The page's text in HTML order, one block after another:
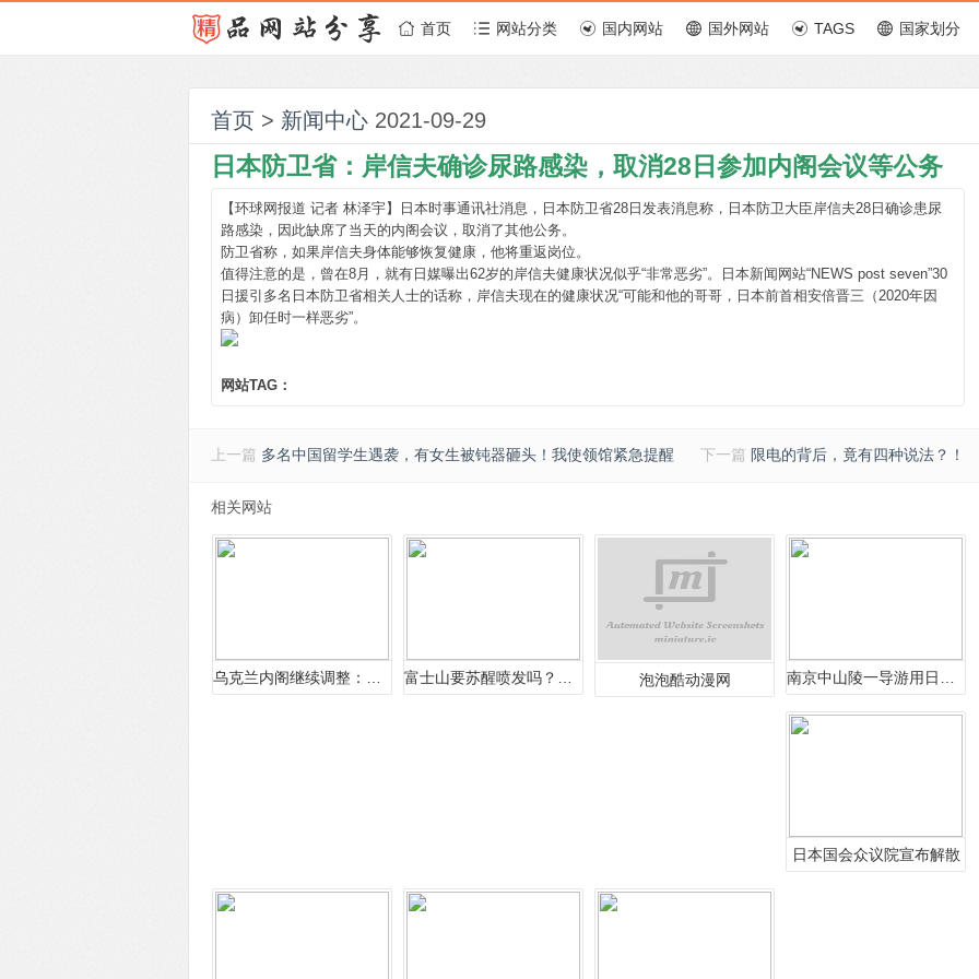
首页 网站分类 国内网站 国外网站 TAGS 国家划分
首页 > 新闻中心 2021-09-29
日本防卫省：岸信夫确诊尿路感染，取消28日参加内阁会议等公务
【环球网报道 记者 林泽宇】日本时事通讯社消息，日本防卫省28日发表消息称，日本防卫大臣岸信夫28日确诊患尿
路感染，因此缺席了当天的内阁会议，取消了其他公务。
防卫省称，如果岸信夫身体能够恢复健康，他将重返岗位。
值得注意的是，曾在8月，就有日媒曝出62岁的岸信夫健康状况似乎“非常恶劣”。日本新闻网站“NEWS post seven”30
日援引多名日本防卫省相关人士的话称，岸信夫现在的健康状况“可能和他的哥哥，日本前首相安倍晋三（2020年因
病）卸任时一样恶劣”。
网站TAG：
上一篇 多名中国留学生遇袭，有女生被钝器砸头！我使领馆紧急提醒 下一篇 限电的背后，竟有四种说法？！
相关网站
泡泡酷动漫网
日本国会众议院宣布解散